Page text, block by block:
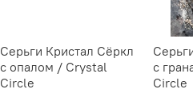
Серьги Кристал Сёркл
с опалом / Crystal
Circle
с
Circle